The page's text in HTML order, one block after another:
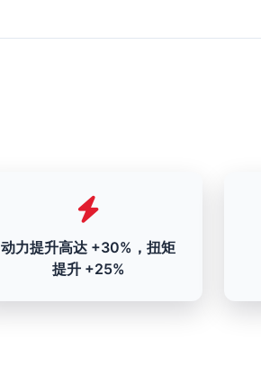
动力提升高达 +30%，扭矩
提升 +25%